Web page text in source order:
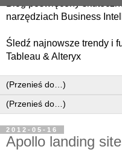
narzędziach Business
​Śledź najnowsze trendy i
Tableau & Alteryx
2012-05-16
Apollo landing